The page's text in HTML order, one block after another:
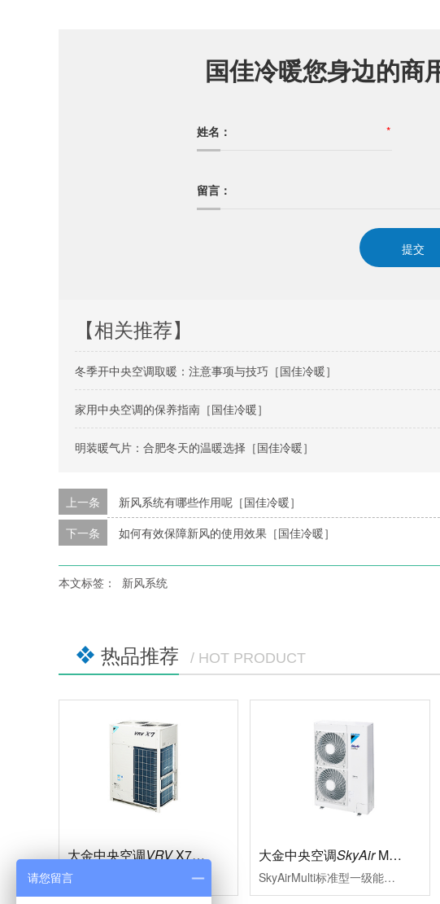
国佳冷暖您身边的商
姓名： *
留言：
【相关推荐】
冬季开中央空调取暖：注意事项与技巧［国佳冷暖］
家用中央空调的保养指南［国佳冷暖］
明装暖气片：合肥冬天的温暖选择［国佳冷暖］
上一条
新风系统有哪些作用呢［国佳冷暖］
下一条 如何有效保障新风的使用效果［国佳冷暖］
本文标签： 新风系统
热品推荐 / HOT PRODUCT
大金中央空调VRVX7系列
多联式中央空调的革新，现代大型楼宇的必然选择充分满足现代楼宇对于中央空调系统的需求，系统运转效率进一步的提升空调的舒适性、节能型、设计安装的便利性、系统运转的可靠性等多项性能均达到业内赢领水平
大金中央空调SkyAirMulti标准型
SkyAirMulti标准型一级能效新冷媒变频多联式空调系统大金将变频多联技术适合用于中小型商业空间的特质融于SkyAirMulti系列中，能够贴合各类装修风格其室外机高集成，小巧化、化整为零的特点，更为外墙预留了更多充分表达建筑设计美感与品位的空间
请您留言